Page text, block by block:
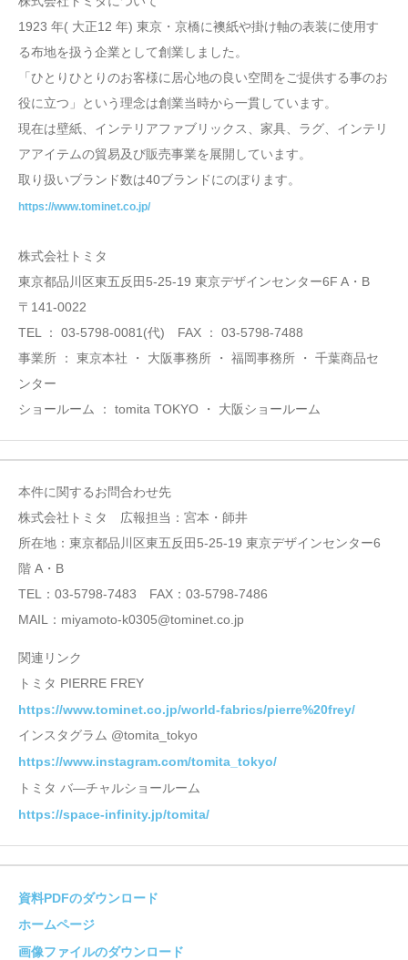
1923 年( 大正12 年) 東京・京橋に襖紙や掛け軸の表装に使用す
る布地を扱う企業として創業しました。
「ひとりひとりのお客様に居心地の良い空間をご提供する事のお
役に立つ」という理念は創業当時から一貫しています。
現在は壁紙、インテリアファブリックス、家具、ラグ、インテリ
アアイテムの貿易及び販売事業を展開しています。
取り扱いブランド数は40ブランドにのぼります。
https://www.tominet.co.jp/
株式会社トミタ
東京都品川区東五反田5-25-19 東京デザインセンター6F A・B
〒141-0022
TEL ： 03-5798-0081(代) FAX ： 03-5798-7488
事業所 ： 東京本社 ・ 大阪事務所 ・ 福岡事務所 ・ 千葉商品セ
ンター
ショールーム ： tomita TOKYO ・ 大阪ショールーム
本件に関するお問合わせ先
株式会社トミタ 広報担当：宮本・師井
所在地：東京都品川区東五反田5-25-19 東京デザインセンター6
階 A・B
TEL：03-5798-7483 FAX：03-5798-7486
MAIL：miyamoto-k0305@tominet.co.jp
関連リンク
トミタ PIERRE FREY
https://www.tominet.co.jp/world-fabrics/pierre%20frey/
インスタグラム @tomita_tokyo
https://www.instagram.com/tomita_tokyo/
トミタ バ―チャルショールーム
https://space-infinity.jp/tomita/
資料PDFのダウンロード
ホームページ
画像ファイルのダウンロード